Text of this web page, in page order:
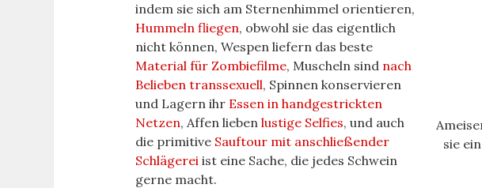
sie
indem sie sich am Sternenhimmel orientieren,
Hummeln fliegen, obwohl sie das eigentlich
nicht können, Wespen liefern das beste
Material für Zombiefilme, Muscheln sind nach
Belieben transsexuell, Spinnen konservieren
und Lagern ihr Essen in handgestrickten
Netzen, Affen liebenlustige Selfies, und auch
die primitive Sauftour mit anschließender
Schlägerei ist eine Sache, die jedes Schwein
gerne macht.